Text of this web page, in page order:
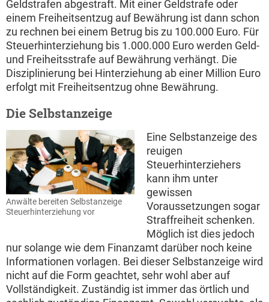
Geldstrafen abgestraft. Mit einer Geldstrafe oder
einem Freiheitsentzug auf Bewährung ist dann schon
zu rechnen bei einem Betrug bis zu 100.000 Euro. Für
Steuerhinterziehung bis 1.000.000 Euro werden Geld-
und Freiheitsstrafe auf Bewährung verhängt. Die
Disziplinierung bei Hinterziehung ab einer Million Euro
erfolgt mit Freiheitsentzug ohne Bewährung.
Die Selbstanzeige
Anwälte bereiten Selbstanzeige
Steuerhinterziehung vor
Eine Selbstanzeige des
reuigen
Steuerhinterziehers
kann ihm unter
gewissen
Voraussetzungen sogar
Straffreiheit schenken.
Möglich ist dies jedoch
nur solange wie dem Finanzamt darüber noch keine
Informationen vorlagen. Bei dieser Selbstanzeige wird
nicht auf die Form geachtet, sehr wohl aber auf
Vollständigkeit. Zuständig ist immer das örtlich und